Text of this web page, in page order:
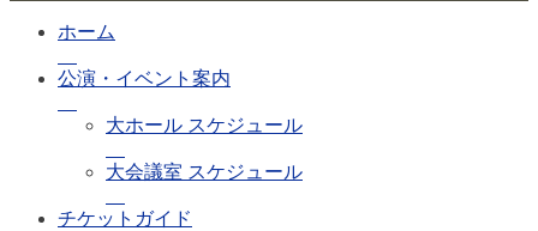
ホーム
公演・イベント案内
大ホール スケジュール
大会議室 スケジュール
チケットガイド